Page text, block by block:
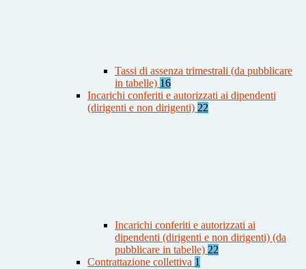
Tassi di assenza trimestrali (da pubblicare
in tabelle) 16
Incarichi conferiti e autorizzati ai dipendenti
(dirigenti e non dirigenti) 22
Incarichi conferiti e autorizzati ai
dipendenti (dirigenti e non dirigenti) (da
pubblicare in tabelle) 22
Contrattazione collettiva 1